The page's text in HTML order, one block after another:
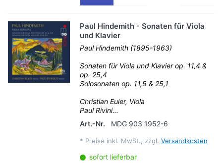
Paul Hindemith - Sonaten für Viola
und Klavier
Paul Hindemith (1895-1963)
Sonaten für Viola und Klavier op. 11,4 &
op. 25,4
Solosonaten op. 11,5 & 25,1
Christian Euler, Viola
Paul Rivini...
Art.-Nr.
MDG 903 1952-6
* Preise inkl. MwSt., zzgl. Versandkosten
sofort lieferbar